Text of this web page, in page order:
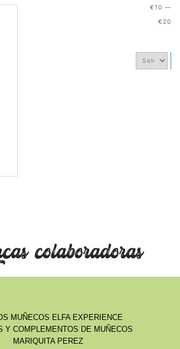
€10 —
€20
colaboradoras
MUÑECOS ELFA EXPERIENCE
Y COMPLEMENTOS DE MUÑECOS
MARIQUITA PEREZ